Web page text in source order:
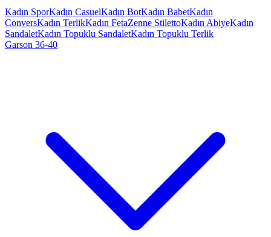
Kadın SporKadın CasuelKadın BotKadın BabetKadın
ConversKadın TerlikKadın FetaZenne StilettoKadın AbiyeKadın
SandaletKadın Topuklu SandaletKadın Topuklu Terlik
Garson 36-40